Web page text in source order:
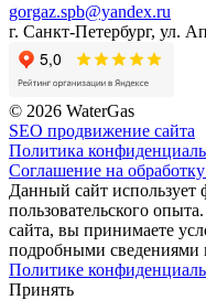
gorgaz.spb@yandex.ru
г. Санкт-Петербург, ул.
© 2026 WaterGas
SEO продвижение сайта
Политика
Соглашение на
Данный сайт
пользовательского
сайта, вы принимаете
подробными сведениями
Политике
Принять